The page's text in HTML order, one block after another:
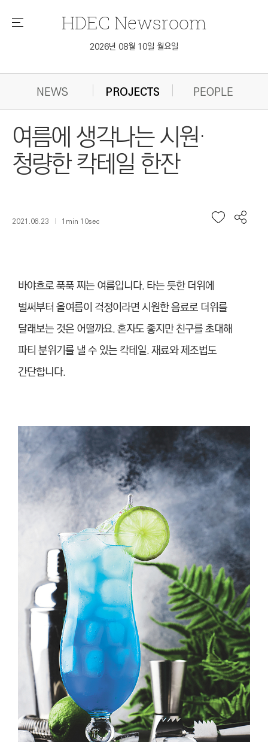
메
HDEC Newsroom
2026년 08월 10일 월요일
NEWS PROJECTS PEOPLE
여름에 생각나는 시원·
청량한 칵테일 한잔
2021.06.23 1min 10sec
바야흐로 푹푹 찌는 여름입니다. 타는 듯한 더위에
벌써부터 올여름이 걱정이라면 시원한 음료로 더위를
달래보는 것은 어떨까요. 혼자도 좋지만 친구를 초대해
파티 분위기를 낼 수 있는 칵테일. 재료와 제조법도
간단합니다.